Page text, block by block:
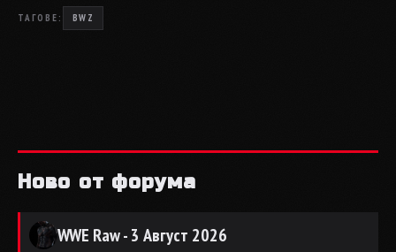
ТАГОВЕ: BWZ
Ново от форума
WWE Raw - 3 Август 2026